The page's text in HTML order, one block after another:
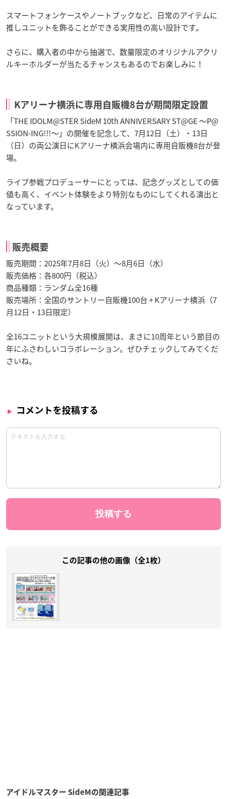
スマートフォンケースやノートブックなど、日常のアイテムに
推しユニットを飾ることができる実用性の高い設計です。
さらに、購入者の中から抽選で、数量限定のオリジナルアクリ
ルキーホルダーが当たるチャンスもあるのでお楽しみに！
Kアリーナ横浜に専用自販機8台が期間限定設置
「THE IDOLM@STER SideM 10th ANNIVERSARY ST@GE ～P@
SSION-ING!!!～」の開催を記念して、7月12日（土）・13日
（日）の両公演日にKアリーナ横浜会場内に専用自販機8台が登
場。
ライブ参戦プロデューサーにとっては、記念グッズとしての価
値も高く、イベント体験をより特別なものにしてくれる演出と
なっています。
販売概要
販売期間：2025年7月8日（火）～8月6日（水）
販売価格：各800円（税込）
商品種類：ランダム全16種
販売場所：全国のサントリー自販機100台 + Kアリーナ横浜（7
月12日・13日限定）
全16ユニットという大規模展開は、まさに10周年という節目の
年にふさわしいコラボレーション。ぜひチェックしてみてくだ
さいね。
コメントを投稿する
この記事の他の画像（全1枚）
アイドルマスター SideMの関連記事